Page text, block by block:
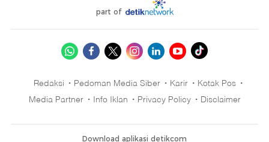
part of
Redaksi Pedoman Media Siber Karir
Kotak Pos
Media Partner
Info Iklan Privacy Policy Disclaimer
Download aplikasi detikcom